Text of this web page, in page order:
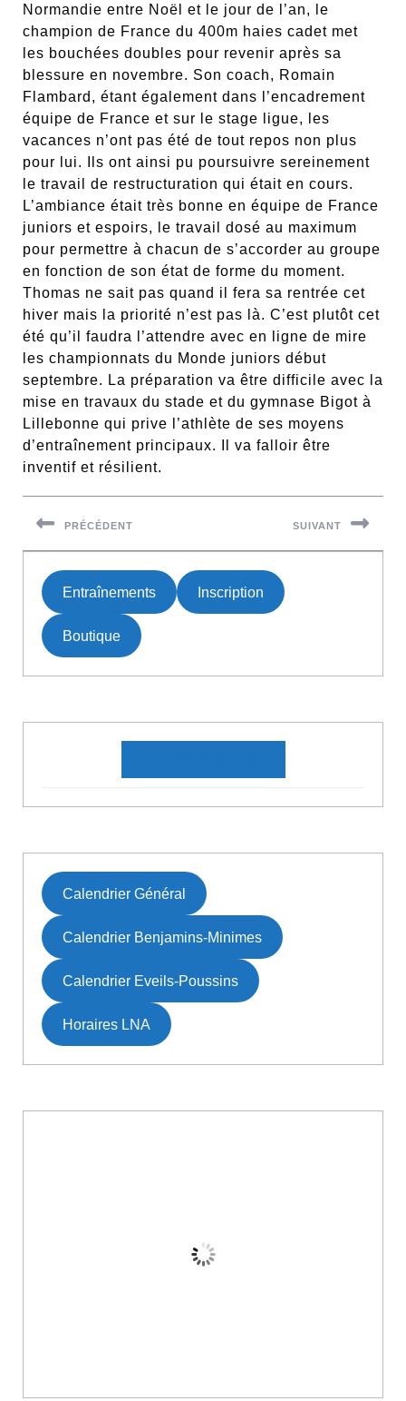
Normandie entre Noël et le jour de l’an, le
champion de France du 400m haies cadet met
les bouchées doubles pour revenir après sa
blessure en novembre. Son coach, Romain
Flambard, étant également dans l’encadrement
équipe de France et sur le stage ligue, les
vacances n’ont pas été de tout repos non plus
pour lui. Ils ont ainsi pu poursuivre sereinement
le travail de restructuration qui était en cours.
L’ambiance était très bonne en équipe de France
juniors et espoirs, le travail dosé au maximum
pour permettre à chacun de s’accorder au groupe
en fonction de son état de forme du moment.
Thomas ne sait pas quand il fera sa rentrée cet
hiver mais la priorité n’est pas là. C’est plutôt cet
été qu’il faudra l’attendre avec en ligne de mire
les championnats du Monde juniors début
septembre. La préparation va être difficile avec la
mise en travaux du stade et du gymnase Bigot à
Lillebonne qui prive l’athlète de ses moyens
d’entraînement principaux. Il va falloir être
inventif et résilient.
Navigation
de
l’article
PRÉCÉDENT
post:
SUIVANT
post:
Entraînements Inscription
Boutique
Calendrier Général
Calendrier Benjamins-Minimes
Calendrier Eveils-Poussins
Horaires LNA